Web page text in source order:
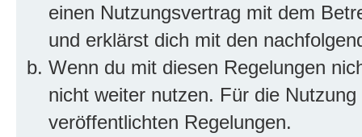
einen Nutzungsvertrag mit dem
und erklärst dich mit den
Wenn du mit diesen Regelungen
nicht weiter nutzen. Für die
veröffentlichten Regelungen.